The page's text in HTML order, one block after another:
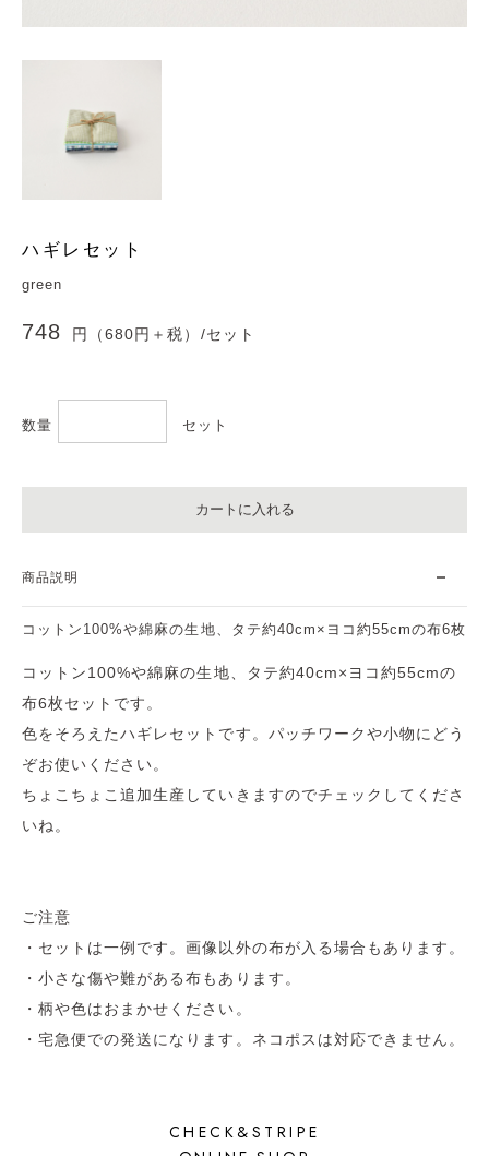
ハギレセット
green
748 円（680円＋税） /セット
数量 セット
カートに入れる
商品説明
コットン100%や綿麻の生地、タテ約40cm×ヨコ約55cmの布6枚
コットン100%や綿麻の生地、タテ約40cm×ヨコ約55cmの
布6枚セットです。
色をそろえたハギレセットです。パッチワークや小物にどう
ぞお使いください。
ちょこちょこ追加生産していきますのでチェックしてくださ
いね。
ご注意
・セットは一例です。画像以外の布が入る場合もあります。
・小さな傷や難がある布もあります。
・柄や色はおまかせください。
・宅急便での発送になります。ネコポスは対応できません。
CHECK&STRIPE